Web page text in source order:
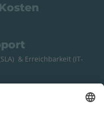
& Erreichbarkeit (IT-